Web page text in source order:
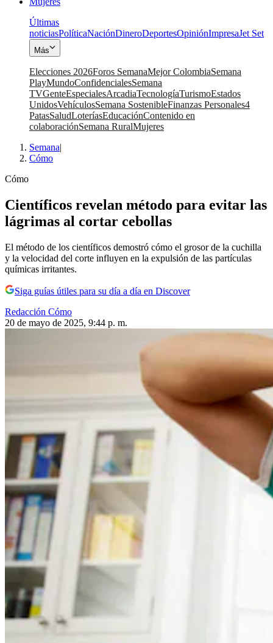
Últimas
noticiasPolíticaNaciónDineroDeportesOpiniónImpresaJet Set
Más
Elecciones 2026Foros SemanaMejor ColombiaSemana
PlayMundoConfidencialesSemana
TVGenteEspecialesArcadiaTecnologíaTurismoEstados
UnidosVehículosSemana SostenibleFinanzas Personales4
PatasSaludLoteríasEducaciónContenido en
colaboraciónSemana RuralMujeres
Semana|
Cómo
Cómo
Científicos revelan método para evitar las
lágrimas al cortar cebollas
El método de los científicos demostró cómo el grosor de la cuchilla
y la velocidad del corte influyen en la expulsión de las partículas
químicas irritantes.
Siga guías útiles para su día a día en Discover
Redacción Cómo
20 de mayo de 2025, 9:44 p. m.